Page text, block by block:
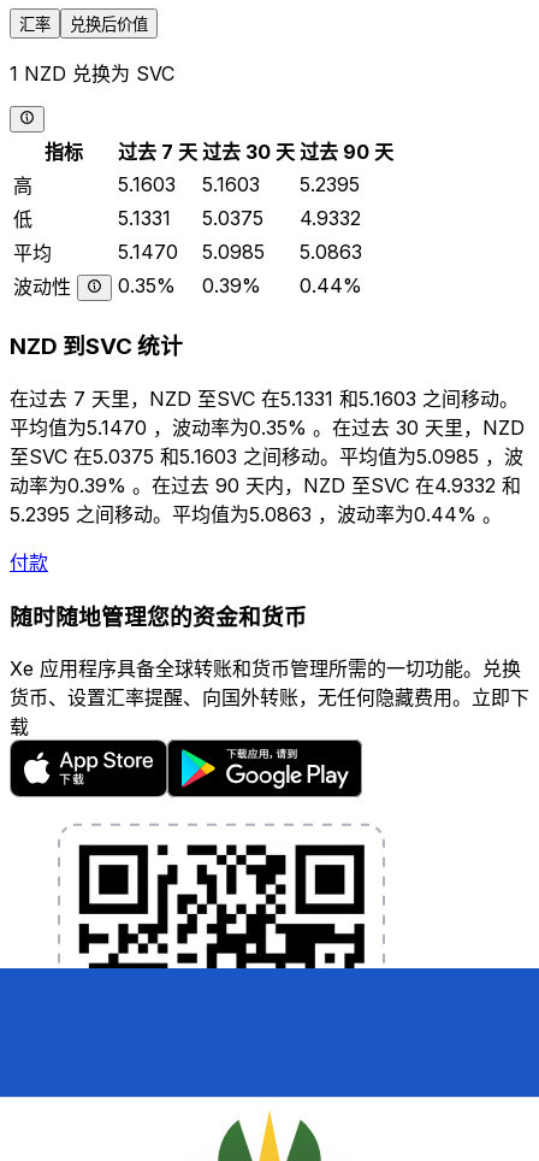
汇率 兑换后价值
1 NZD 兑换为 SVC
指标 过去 7 天 过去 30 天 过去 90 天
高
5.1603 5.1603
5.2395
低
5.1331 5.0375
4.9332
平均
5.1470 5.0985
5.0863
波动性
0.35% 0.39% 0.44%
NZD 到SVC 统计
在过去 7 天里，NZD 至SVC 在5.1331 和5.1603 之间移动。
平均值为5.1470 ，波动率为0.35% 。在过去 30 天里，NZD
至SVC 在5.0375 和5.1603 之间移动。平均值为5.0985 ，波
动率为0.39% 。在过去 90 天内，NZD 至SVC 在4.9332 和
5.2395 之间移动。平均值为5.0863 ，波动率为0.44% 。
付款
随时随地管理您的资金和货币
Xe 应用程序具备全球转账和货币管理所需的一切功能。兑换
货币、设置汇率提醒、向国外转账，无任何隐藏费用。立即下
载